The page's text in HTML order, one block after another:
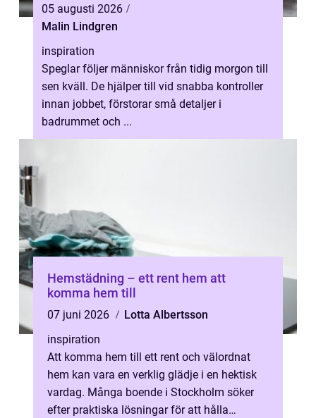
05 augusti 2026
Malin Lindgren
inspiration
Speglar följer människor från tidig morgon till
sen kväll. De hjälper till vid snabba kontroller
innan jobbet, förstorar små detaljer i
badrummet och ...
Hemstädning – ett rent hem att
komma hem till
07 juni 2026
Lotta Albertsson
inspiration
Att komma hem till ett rent och välordnat
hem kan vara en verklig glädje i en hektisk
vardag. Många boende i Stockholm söker
efter praktiska lösningar för att hålla